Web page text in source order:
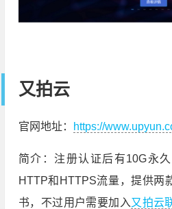
又拍云
官网地址： https://
简介：注册认证后有10G永
HTTP和HTTPS流量，提供两
书，不过用户需要加入又拍云